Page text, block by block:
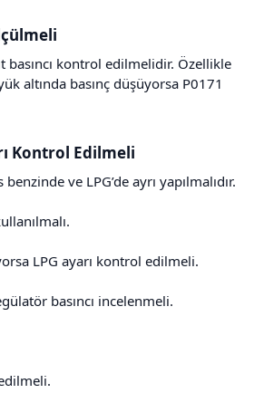
basıncı kontrol edilmelidir. Özellikle
altında basınç düşüyorsa P0171
Kontrol Edilmeli​
ve LPG’de ayrı yapılmalıdır.
LPG ayarı kontrol edilmeli.
basıncı incelenmeli.